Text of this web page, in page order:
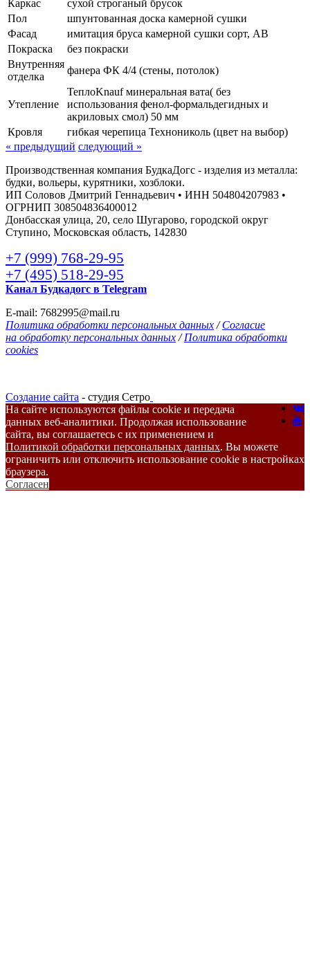
Каркас
сухой строганый брусок
Пол
шпунтованная доска камерной сушки
Фасад
имитация бруса камерной сушки сорт, АВ
Покраска
без покраски
Внутренняя
отделка
фанера ФК 4/4 (стены, потолок)
Утепление
ТеплоKnauf минеральная вата( без
использования фенол-формальдегидных и
акриловых смол) 50 мм
Кровля
гибкая черепица Технониколь (цвет на выбор)
« предыдущий следующий »
Производственная компания БудкаДогс - изделия из металла:
будки, вольеры, курятники, хозблоки.
ИП Соловов Дмитрий Геннадьевич • ИНН 504804207983 •
ОГРНИП 308504836400012
Донбасская улица, 20, село Шугарово, городской округ
Ступино, Московская область, 142830
+7 (999) 768-29-95
+7 (495) 518-29-95
Канал Будкадогс в Telegram
E-mail: 7682995@mail.ru
Политика обработки персональных данных /Согласие
на обработку персональных данных /Политика обработки
cookies
Создание сайта - студия Сетро
На сайте используются файлы cookie и передача
данных веб-аналитики. Продолжая использование
сайта, вы соглашаетесь с их применением и
Политикой обработки персональных данных. Вы можете
ограничить или отключить использование cookie в настройках
браузера.
Согласен